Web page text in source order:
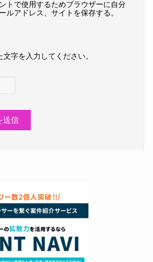
トで使用するためブラウザーに自分
ルアドレス、サイトを保存する。
文字を入力してください。